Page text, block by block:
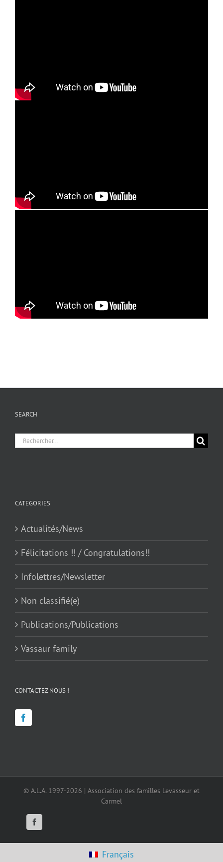
SEARCH
Chercher
CATEGORIES
Actualités/News
Félicitations !! / Congratulations!!
Infolettres/Newsletter
Non classifié(e)
Publications/Publications
Vassaur family
CONTACTEZ NOUS !
© A.L.A. 1997-2026 | Association des familles Levasseur et
Carmel
Facebook
Français